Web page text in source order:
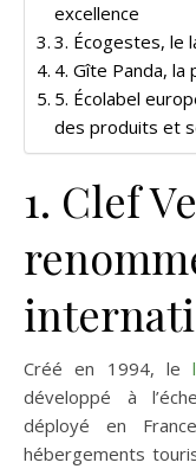
excellence
3. Écogestes, le
4. Gîte Panda,
5. Écolabel
des produits et
1. Clef
Créé en 1994, le
développé à
déployé en
hébergements